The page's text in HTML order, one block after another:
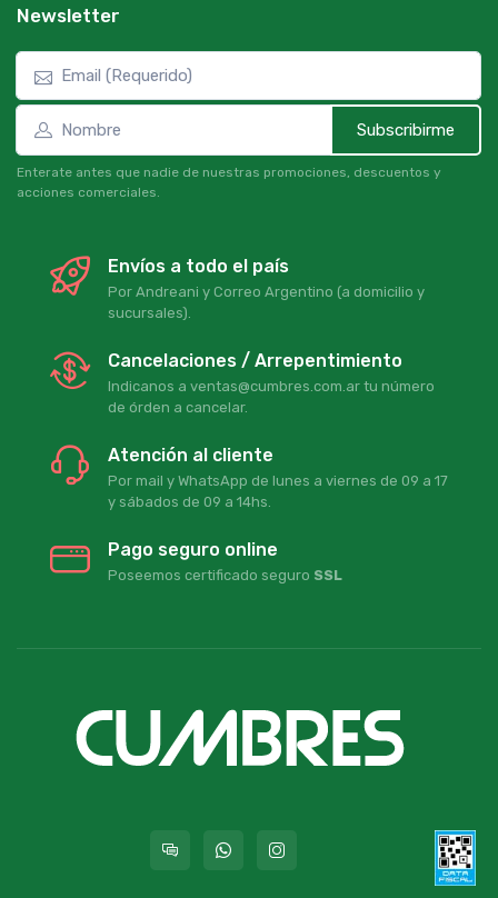
Newsletter
Subscribirme
Enterate antes que nadie de nuestras promociones, descuentos y
acciones comerciales.
Envíos a todo el país
Por Andreani y Correo Argentino (a domicilio y
sucursales).
Cancelaciones / Arrepentimiento
Indicanos a ventas@cumbres.com.ar tu número
de órden a cancelar.
Atención al cliente
Por mail y WhatsApp de lunes a viernes de 09 a 17
y sábados de 09 a 14hs.
Pago seguro online
Poseemos certificado seguro SSL